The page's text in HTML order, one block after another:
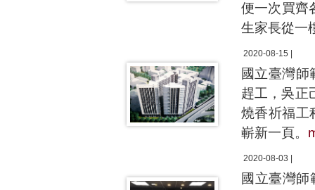
便一次買齊
生家長從一
2020-08-15 |
國立臺灣
趕工，吳正
燒香祈福工
嶄新一頁。
2020-08-03 |
國立臺灣